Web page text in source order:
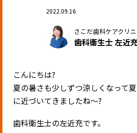
2022.09.16
さこだ歯科ケアクリ
歯科衛生士 左近
こんにちは?
夏の暑さも少しずつ涼しくなって
に近づいてきましたね〜?
歯科衛生士の左近充です。